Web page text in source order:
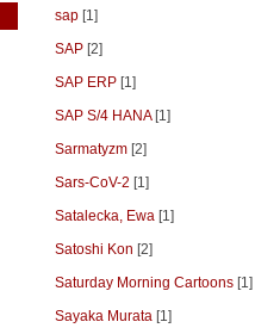
sap [1]
SAP [2]
SAP ERP [1]
SAP S/4 HANA[1]
Sarmatyzm [2]
Sars-CoV-2 [1]
Satalecka, Ewa [1]
Satoshi Kon [2]
Saturday Morning Cartoons [1]
Sayaka Murata [1]